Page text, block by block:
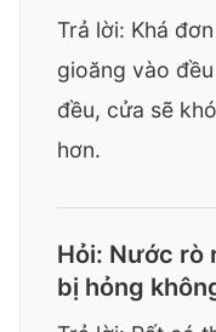
Trả lời: Khá
gioăng vào
đều, cửa sẽ
hơn.
Hỏi: Nước rò
bị hỏng